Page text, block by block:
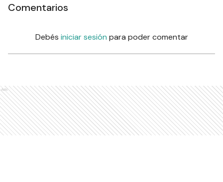
Comentarios
Debés iniciar sesión para poder comentar
Ads